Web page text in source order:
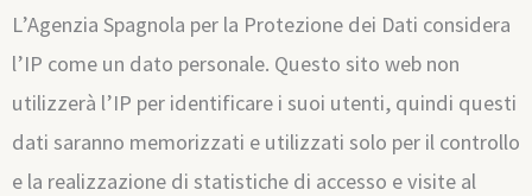
L’Agenzia Spagnola per la Protezione dei Dati considera
l’IP come un dato personale. Questo sito web non
utilizzerà l’IP per identificare i suoi utenti, quindi questi
dati saranno memorizzati e utilizzati solo per il controllo
e la realizzazione di statistiche di accesso e visite al